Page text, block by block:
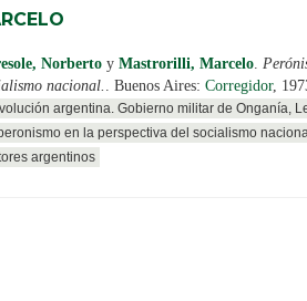
Norberto y Mastrorilli, Marcelo.
nacional.. Buenos Aires: Corregidor,
argentina. Gobierno militar de Onganía,
en la perspectiva del socialismo
argentinos